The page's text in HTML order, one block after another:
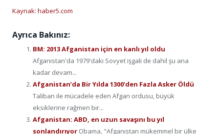
Kaynak: haber5.com
Ayrıca Bakınız:
BM: 2013 Afganistan için en kanlı yıl oldu
Afganistan'da 1979'daki Sovyet işgali de dahil şu ana
kadar devam...
Afganistan’da Bir Yılda 1300’den Fazla Asker Öldü
Taliban ile mücadele eden Afgan ordusu, büyük
eksiklerine rağmen bir...
Afganistan: ABD, en uzun savaşını bu yıl
sonlandırıyor Obama, "Afganistan mükemmel bir ülke